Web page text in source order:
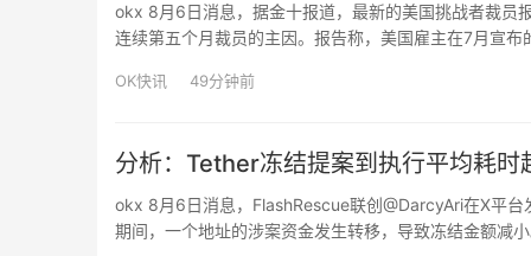
okx 8月6日消息，据金十报道，最新的美国挑战者裁员
连续第五个月裁员的主因。报告称，美国雇主在7月宣
OK快讯 49分钟前
分析：Tether冻结提案到执行平均耗
okx 8月6日消息，FlashRescue联创@DarcyAri在X平
期间，一个地址的涉案资金发生转移，导致冻结金额减